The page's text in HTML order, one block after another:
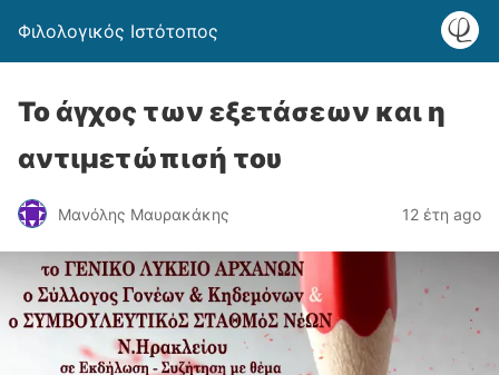
Φιλολογικός Ιστότοπος
Το άγχος των εξετάσεων και η
αντιμετώπισή του
Μανόλης Μαυρακάκης 12 έτη ago